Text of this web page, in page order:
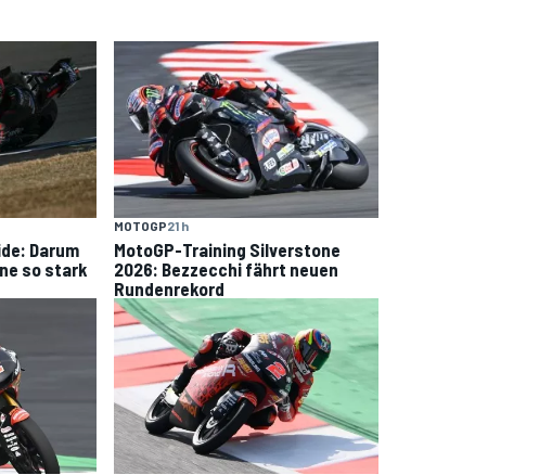
Darum
so stark
MOTOGP21 h
MotoGP-Training Silverstone
2026: Bezzecchi fährt neuen
Rundenrekord